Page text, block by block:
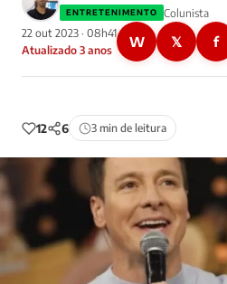
ENTRETENIMENTO
Colunista
22 out 2023 · 08h41
Atualizado 3 anos
W 𝕏 f
12 6 3 min de leitura